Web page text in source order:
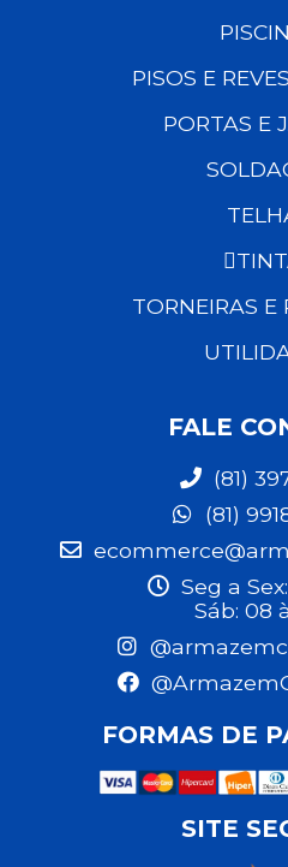
PISOS E
PORTAS E
TORNEIRAS E
FALE
(81)
(81)
Seg a
Sáb: 08
FORMAS DE
SITE